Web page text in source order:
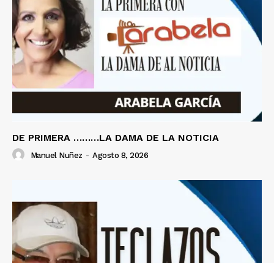
DE PRIMERA ………LA DAMA DE LA NOTICIA
Manuel Nuñez - Agosto 8, 2026